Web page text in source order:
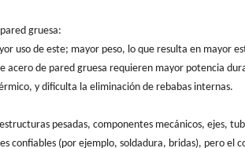
gruesa:
uso de este; mayor peso, lo que resulta en mayor
acero de pared gruesa requieren mayor potencia
y dificulta la eliminación de rebabas internas.
pesadas, componentes mecánicos, ejes,
confiables (por ejemplo, soldadura, bridas), pero el